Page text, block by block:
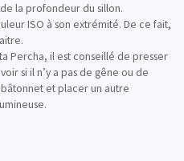
la profondeur du sillon.
ISO à son extrémité. De ce fait,
Percha, il est conseillé de presser
si il n’y a pas de gêne ou de
et placer un autre